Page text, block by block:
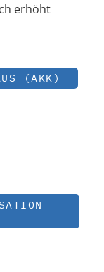
erhöht
(AKK)